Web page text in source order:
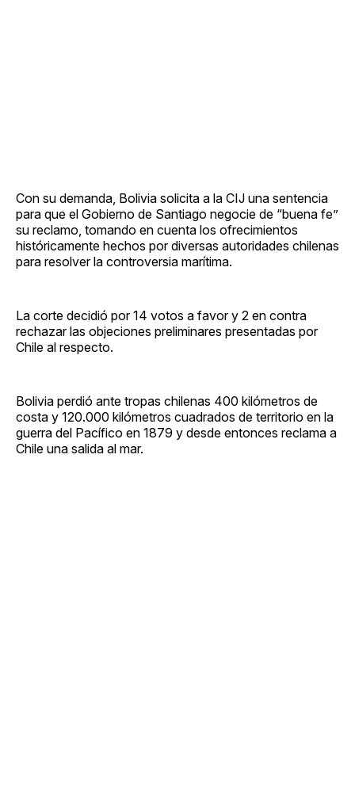
Con su demanda, Bolivia solicita a la CIJ una sentencia
para que el Gobierno de Santiago negocie de “buena fe”
su reclamo, tomando en cuenta los ofrecimientos
históricamente hechos por diversas autoridades chilenas
para resolver la controversia marítima.
La corte decidió por 14 votos a favor y 2 en contra
rechazar las objeciones preliminares presentadas por
Chile al respecto.
Bolivia perdió ante tropas chilenas 400 kilómetros de
costa y 120.000 kilómetros cuadrados de territorio en la
guerra del Pacífico en 1879 y desde entonces reclama a
Chile una salida al mar.